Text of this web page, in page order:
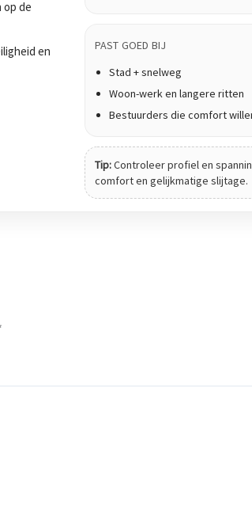
op de
en
PAST GOED BIJ
Stad + snelweg
Woon-werk en langere ritten
Bestuurders die comfort
Tip:Controleer profiel en
comfort en gelijkmatige slijtage.